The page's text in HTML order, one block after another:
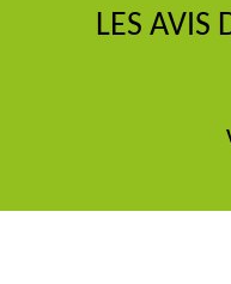
LES AVIS